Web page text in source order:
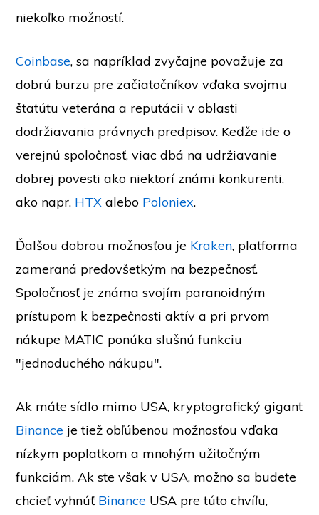
niekoľko možností.
Coinbase, sa napríklad zvyčajne považuje za
dobrú burzu pre začiatočníkov vďaka svojmu
štatútu veterána a reputácii v oblasti
dodržiavania právnych predpisov. Keďže ide o
verejnú spoločnosť, viac dbá na udržiavanie
dobrej povesti ako niektorí známi konkurenti,
ako napr. HTX alebo Poloniex.
Ďalšou dobrou možnosťou je Kraken, platforma
zameraná predovšetkým na bezpečnosť.
Spoločnosť je známa svojím paranoidným
prístupom k bezpečnosti aktív a pri prvom
nákupe MATIC ponúka slušnú funkciu
"jednoduchého nákupu".
Ak máte sídlo mimo USA, kryptografický gigant
Binance je tiež obľúbenou možnosťou vďaka
nízkym poplatkom a mnohým užitočným
funkciám. Ak ste však v USA, možno sa budete
chcieť vyhnúť Binance USA pre túto chvíľu,